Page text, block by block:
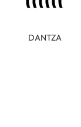
DANTZA